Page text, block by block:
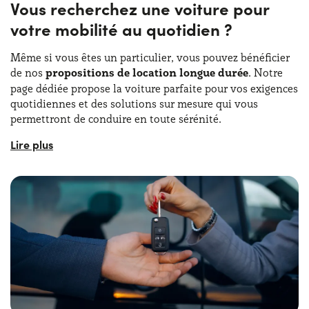
Vous recherchez une voiture pour
votre mobilité au quotidien ?
Même si vous êtes un particulier, vous pouvez bénéficier
de nos propositions de location longue durée. Notre
page dédiée propose la voiture parfaite pour vos exigences
quotidiennes et des solutions sur mesure qui vous
permettront de conduire en toute sérénité.
Chez Yoyomove, nous chargeons chaque mois les
durée des entreprises, mais aussi pour la vie quotidienne.
Les services inclus sont les mêmes : bureaucratie,
assistance 24 heures sur 24, et ils sont tous couverts par le
loyer mensuel identique du début à la fin du contrat.
Yoyomove propose unelarge gamme de modèles, des
fourgons compacts aux SUV élégants, avec des offres
actualisées et des options personnalisables. En outre,
vous devez également tenir compte du fait que la location